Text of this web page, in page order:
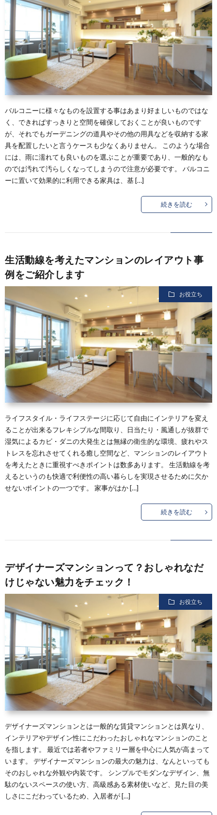
バルコニーに様々なものを設置する事はあまり好ましいものではな
く、できればすっきりと空間を確保しておくことが良いものです
が、それでもガーデニングの道具やその他の用具などを収納する家
具を配置したいと言うケースも少なくありません。 このような場合
には、雨に濡れても良いものを選ぶことが重要であり、一般的なも
のでは汚れて汚らしくなってしまうので注意が必要です。 バルコニ
ーに置いて効果的に利用できる家具は、基 […]
続きを読む
生活動線を考えたマンションのレイアウト事
例をご紹介します
お役立ち
ライフスタイル・ライフステージに応じて自由にインテリアを変え
ることが出来るフレキシブルな間取り、日当たり・風通しが抜群で
湿気によるカビ・ダニの大発生とは無縁の衛生的な環境、疲れやス
トレスを忘れさせてくれる癒し空間など、マンションのレイアウト
を考えたときに重視すべきポイントは数多あります。 生活動線を考
えるというのも快適で利便性の高い暮らしを実現させるために欠か
せないポイントの一つです。 家事がはか […]
続きを読む
デザイナーズマンションって？おしゃれなだ
けじゃない魅力をチェック！
お役立ち
デザイナーズマンションとは一般的な賃貸マンションとは異なり、
インテリアやデザイン性にこだわったおしゃれなマンションのこと
を指します。 最近では若者やファミリー層を中心に人気が高まって
います。 デザイナーズマンションの最大の魅力は、なんといっても
そのおしゃれな外観や内装です。 シンプルでモダンなデザイン、無
駄のないスペースの使い方、高級感ある素材使いなど、見た目の美
しさにこだわっているため、入居者が […]